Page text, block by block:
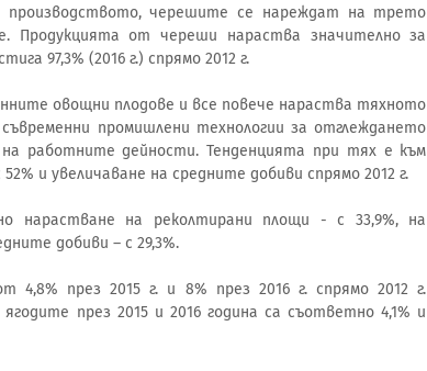
черешите се нареждат на трето
Продукцията от череши нараства значително за
97,3% (2016 г.) спрямо 2012 г.
овощни плодове и все повече нараства тяхното
промишлени технологии за отглеждането
работните дейности. Тенденцията при тях е към
и увеличаване на средните добиви спрямо 2012 г.
нарастване на реколтирани площи - с 33,9%, на
добиви – с 29,3%.
през 2015 г. и 8% през 2016 г. спрямо 2012 г.
през 2015 и 2016 година са съответно 4,1% и